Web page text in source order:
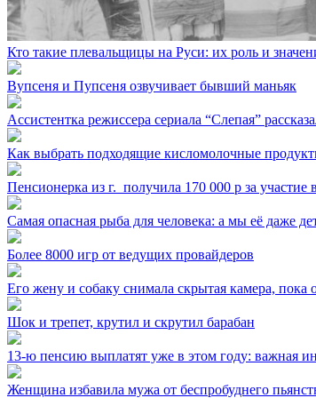
Кто такие плевальщицы на Руси: их роль и
Вупсеня и Пупсеня озвучивает бывший маньяк
Ассистентка режиссера сериала “Слепая”
Как выбрать подходящие кисломолочные
Пенсионерка из г. ⁣ получила 170 000 р за участие
Самая опасная рыба для человека: а мы её даже
Более 8000 игр от ведущих провайдеров
Его жену и собаку снимала скрытая камера, пока
Шок и трепет, крутил и скрутил барабан
13-ю пенсию выплатят уже в этом году: важная
Женщина избавила мужа от беспробуднего